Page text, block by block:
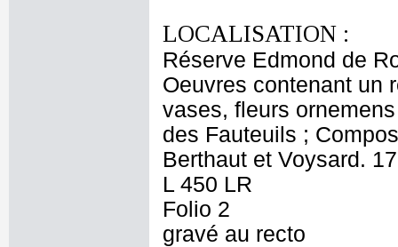
LOCALISATION :
Réserve Edmond de
Oeuvres contenant un
vases, fleurs
des Fauteuils ;
Berthaut et Voysard.
L 450 LR
Folio 2
gravé au recto